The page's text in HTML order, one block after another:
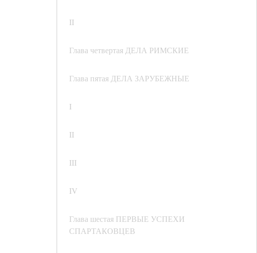
II
Глава четвертая ДЕЛА РИМСКИЕ
Глава пятая ДЕЛА ЗАРУБЕЖНЫЕ
I
II
III
IV
Глава шестая ПЕРВЫЕ УСПЕХИ
СПАРТАКОВЦЕВ